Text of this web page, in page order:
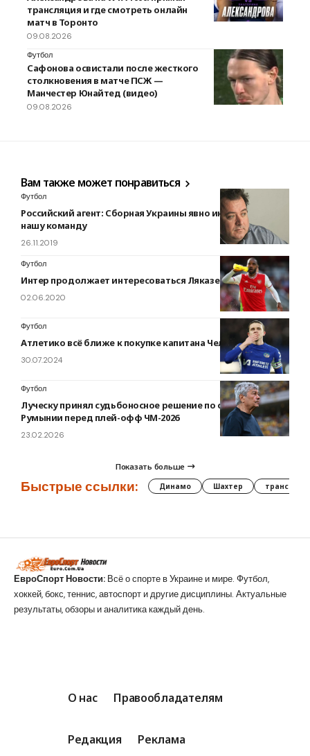
трансляция и где смотреть онлайн
матч в Торонто
09.08.2026
Футбол
Сафонова освистали после жесткого
столкновения в матче ПСЖ —
Манчестер Юнайтед (видео)
09.08.2026
Вам также может понравиться
Футбол
Российский агент: Сборная Украины явно интереснее за
нашу команду
26.11.2019
Футбол
Интер продолжает интересоваться Ляказеттом
02.06.2020
Футбол
Атлетико всё ближе к покупке капитана Челси
30.07.2024
Футбол
Луческу принял судьбоносное решение по сборной
Румынии перед плей-офф ЧМ-2026
23.02.2026
Показать больше
Быстрые ссылки: Динамо Шахтер трансферы
ЕвроСпорт Новости: Всё о спорте в Украине и мире. Футбол,
хоккей, бокс, теннис, автоспорт и другие дисциплины. Актуальные
результаты, обзоры и аналитика каждый день.
О нас Правообладателям
Редакция Реклама